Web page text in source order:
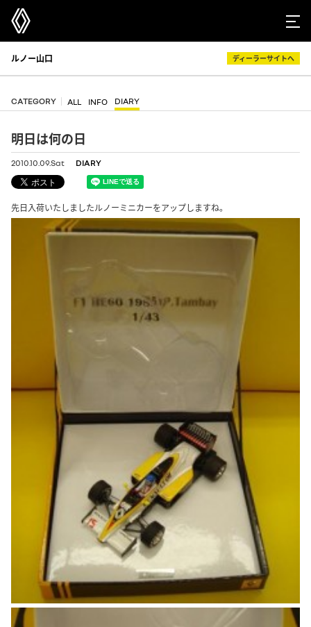
ルノー山口 ディーラーサイトへ
CATEGORY ALL INFO DIARY
明日は何の日
2010.10.09.Sat DIARY
先日入荷いたしましたルノーミニカーをアップしますね。